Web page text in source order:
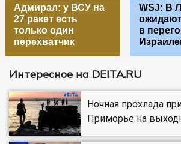
Адмирал: у ВСУ на
27 ракет есть
только один
перехватчик
WSJ: В
в
Интересное на DEITA.RU
Ночная прохлада
Приморье на